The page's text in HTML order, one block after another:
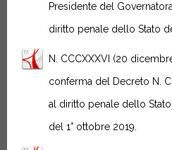
Presidente del
diritto penale dello Stato
N. CCCXXXVI (20
conferma del Decreto N.
al diritto penale dello
del 1° ottobre 2019.